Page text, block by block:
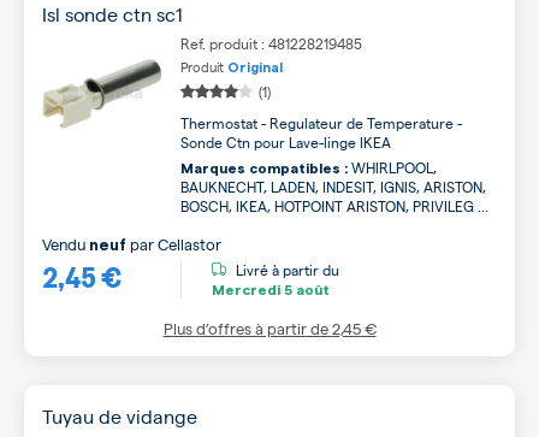
Isl sonde ctn sc1
Ref. produit : 481228219485
Produit Original
(1)
Thermostat - Regulateur de Temperature -
Sonde Ctn pour Lave-linge IKEA
Marques compatibles : WHIRLPOOL,
BAUKNECHT, LADEN, INDESIT, IGNIS, ARISTON,
BOSCH, IKEA, HOTPOINT ARISTON, PRIVILEG ...
2,45 €
Vendu neuf parCellastor
Livré à partir du
Mercredi 5 août
Plus d’offres à partir de2,45 €
Tuyau de vidange